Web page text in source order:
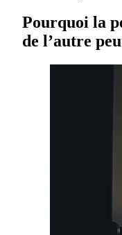
Pourquoi la
de l’autre